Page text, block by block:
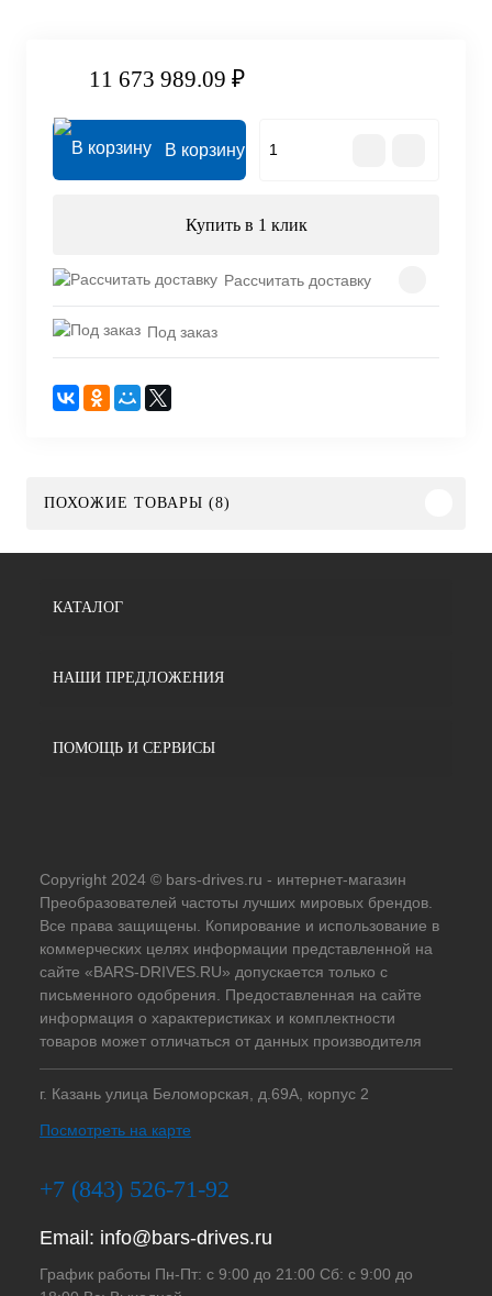
11 673 989.09 ₽
В корзину
Купить в 1 клик
Рассчитать доставку
Под заказ
ПОХОЖИЕ ТОВАРЫ (8)
КАТАЛОГ
НАШИ ПРЕДЛОЖЕНИЯ
ПОМОЩЬ И СЕРВИСЫ
Copyright 2024 © bars-drives.ru - интернет-магазин
Преобразователей частоты лучших мировых брендов.
Все права защищены. Копирование и использование в
коммерческих целях информации представленной на
сайте «BARS-DRIVES.RU» допускается только с
письменного одобрения. Предоставленная на сайте
информация о характеристиках и комплектности
товаров может отличаться от данных производителя
г. Казань улица Беломорская, д.69А, корпус 2
Посмотреть на карте
+7 (843) 526-71-92
Email: info@bars-drives.ru
График работы Пн-Пт: с 9:00 до 21:00 Сб: с 9:00 до